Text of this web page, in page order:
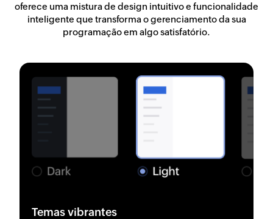
oferece uma mistura de design intuitivo e funcionalidade
inteligente que transforma o gerenciamento da sua
programação em algo satisfatório.
Temas vibrantes